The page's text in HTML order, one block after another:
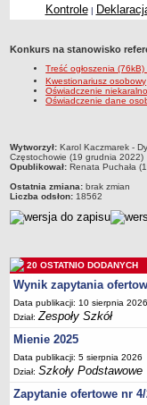
Przedszkola Miejskie
Przekształcone
Wielofunkcyjna
Specjalny Ośrodek
Specjalny Ośrodek
BURSA MIEJSKA
Dane podstawowe
Godziny dyżurów
Ogłoszenie
Zarządzenia
Kontrole
Rejestry, ewidencje,
Sprawozdania
Kontrole|
Konkurs na stanowisko
Treść ogłoszenia (76kB)
Kwestionariusz osobowy
Oświadczenie
Oświadczenie dane
metryczka
Wytworzył: Karol Kaczmarek -
Częstochowie (19 grudnia 2022)
Opublikował: Renata Puchała
Ostatnia zmiana: brak zmian
Liczba odsłon: 18562
20 OSTATNIO DODANYCH
Wynik zapytania
Data publikacji: 10 sierpnia 2026
Dział:Zespoły Szkół
Mienie 2025
Data publikacji: 5 sierpnia 2026
Dział:Szkoły Podstawowe
Zapytanie ofertowe nr 4/